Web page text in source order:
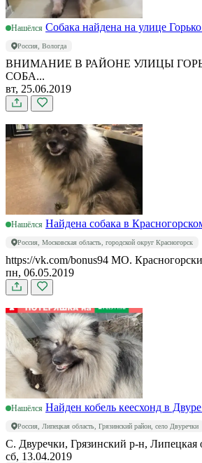
Нашёлся Собака найдена на улице
Россия, Вологда
ВНИМАНИЕ В РАЙОНЕ УЛИЦЫ
СОБА...
вт, 25.06.2019
Нашёлся Найдена собака в
Россия, Московская область, городской округ Красногорск
https://vk.com/bonus94 МО.
пн, 06.05.2019
Нашёлся Найден кобель кеесхонд в
Россия, Липецкая область, Грязинский район, село Двуречки
С. Двуречки, Грязинский р-н, Липецкая
сб, 13.04.2019